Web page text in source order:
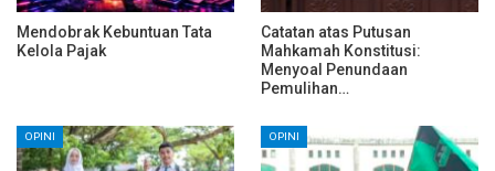
Mendobrak Kebuntuan Tata
Kelola Pajak
Catatan atas Putusan
Mahkamah Konstitusi:
Menyoal Penundaan
Pemulihan…
OPINI OPINI